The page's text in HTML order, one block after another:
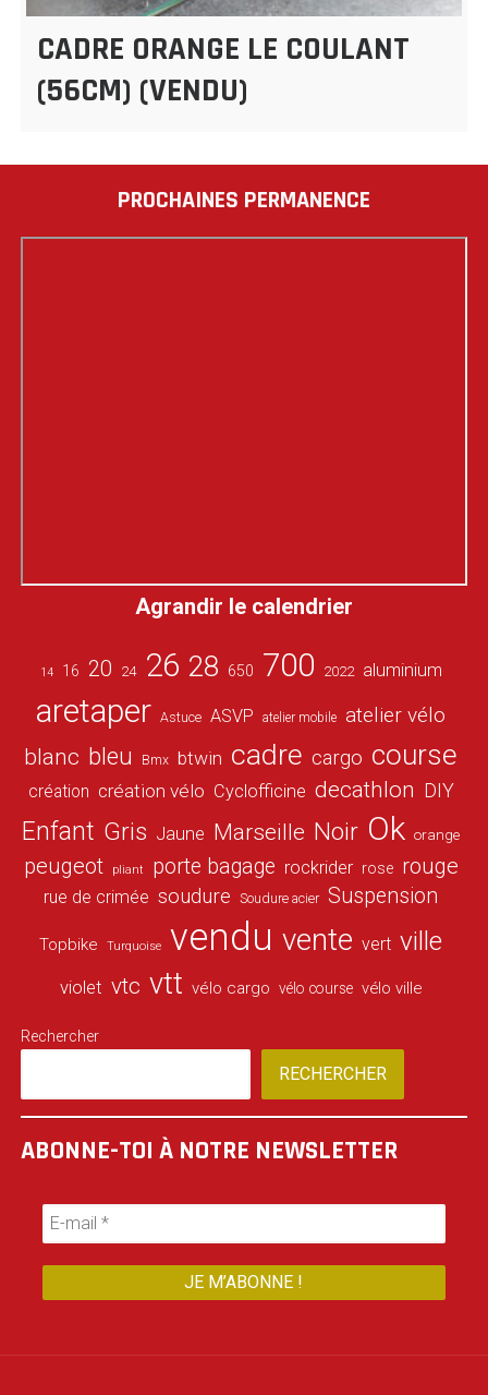
CADRE ORANGE LE COULANT
(56CM) (VENDU)
PROCHAINES PERMANENCE
Agrandir le calendrier
14 16 20 24 26 28 650 700 2022 aluminium
aretaper Astuce ASVP atelier mobile atelier vélo
blanc bleu Bmx btwin cadre cargo course
création création vélo Cyclofficine decathlon DIY
Enfant Gris Jaune Marseille Noir Ok orange
peugeot pliant porte bagage rockrider rose rouge
rue de crimée soudure Soudure acier Suspension
Topbike Turquoise vendu vente vert ville
violet vtc vtt vélo cargo vélo course vélo ville
Rechercher
RECHERCHER
ABONNE-TOI À NOTRE NEWSLETTER